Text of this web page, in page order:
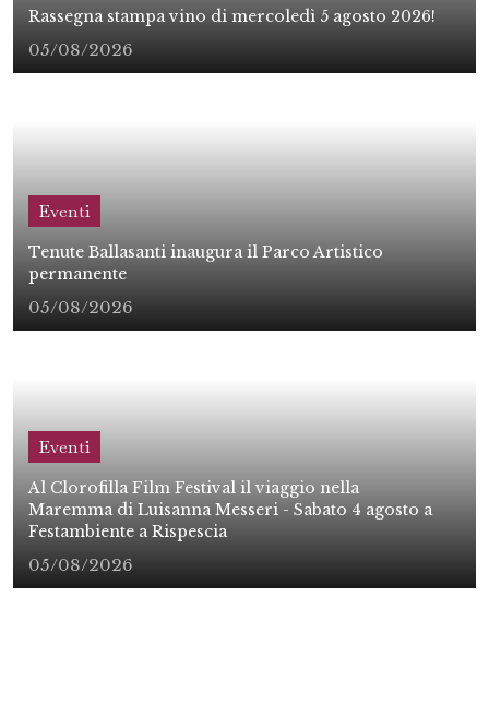
Rassegna stampa vino di mercoledì 5 agosto 2026!
05/08/2026
Eventi
Tenute Ballasanti inaugura il Parco Artistico
permanente
05/08/2026
Eventi
Al Clorofilla Film Festival il viaggio nella
Maremma di Luisanna Messeri - Sabato 4 agosto a
Festambiente a Rispescia
05/08/2026